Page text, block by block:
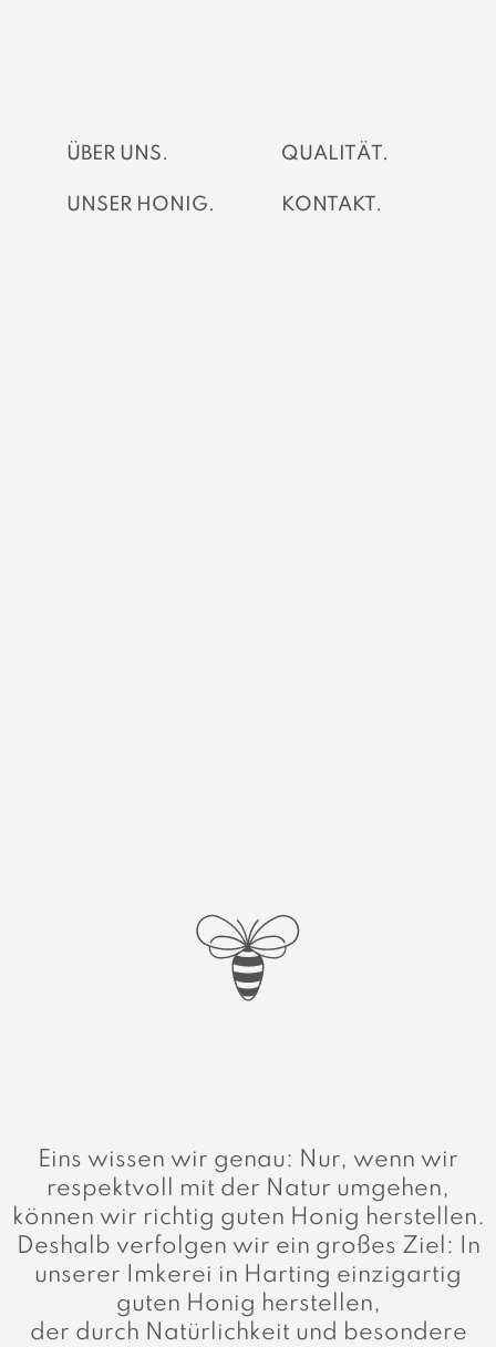
ÜBER UNS.
UNSER HONIG.
QUALITÄT.
KONTAKT.
Eins wissen wir genau: Nur, wenn wir
respektvoll mit der Natur umgehen,
können wir richtig guten Honig herstellen.
Deshalb verfolgen wir ein großes Ziel: In
unserer Imkerei in Harting einzigartig
guten Honig herstellen,
der durch Natürlichkeit und besondere